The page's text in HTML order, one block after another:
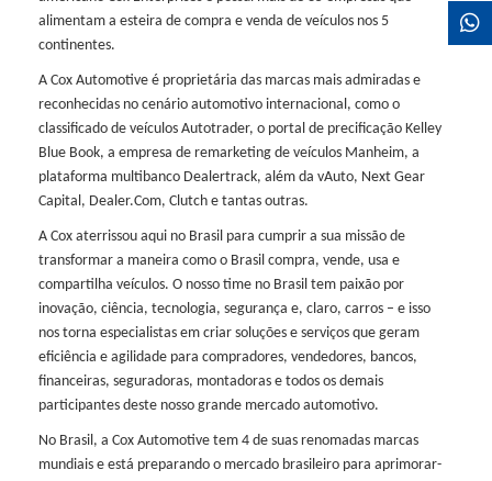
alimentam a esteira de compra e venda de veículos nos 5
continentes.
A Cox Automotive é proprietária das marcas mais admiradas e
reconhecidas no cenário automotivo internacional, como o
classificado de veículos Autotrader, o portal de precificação Kelley
Blue Book, a empresa de remarketing de veículos Manheim, a
plataforma multibanco Dealertrack, além da vAuto, Next Gear
Capital, Dealer.Com, Clutch e tantas outras.
A Cox aterrissou aqui no Brasil para cumprir a sua missão de
transformar a maneira como o Brasil compra, vende, usa e
compartilha veículos. O nosso time no Brasil tem paixão por
inovação, ciência, tecnologia, segurança e, claro, carros – e isso
nos torna especialistas em criar soluções e serviços que geram
eficiência e agilidade para compradores, vendedores, bancos,
financeiras, seguradoras, montadoras e todos os demais
participantes deste nosso grande mercado automotivo.
No Brasil, a Cox Automotive tem 4 de suas renomadas marcas
mundiais e está preparando o mercado brasileiro para aprimorar-